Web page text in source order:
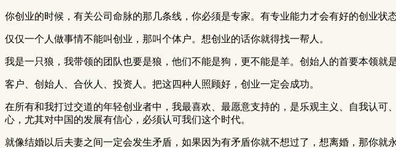
你创业的时候，有关公司命脉的那几条线，你必须是专家。有专业能力才会有好的创业状
仅仅一个人做事情不能叫创业，那叫个体户。想创业的话你就得找一帮人。
我是一只狼，我带领的团队也要是狼，他们不能是狗，更不能是羊。创始人的首要本领就
客户、创始人、合伙人、投资人。把这四种人照顾好，创业一定会成功。
在所有和我打过交道的年轻创业者中，我最喜欢、最愿意支持的，是乐观主义、自我认
心，尤其对中国的发展有信心，必须认可我们这个时代。
就像结婚以后夫妻之间一定会发生矛盾，如果因为有矛盾你就不想过了，想离婚，那你就